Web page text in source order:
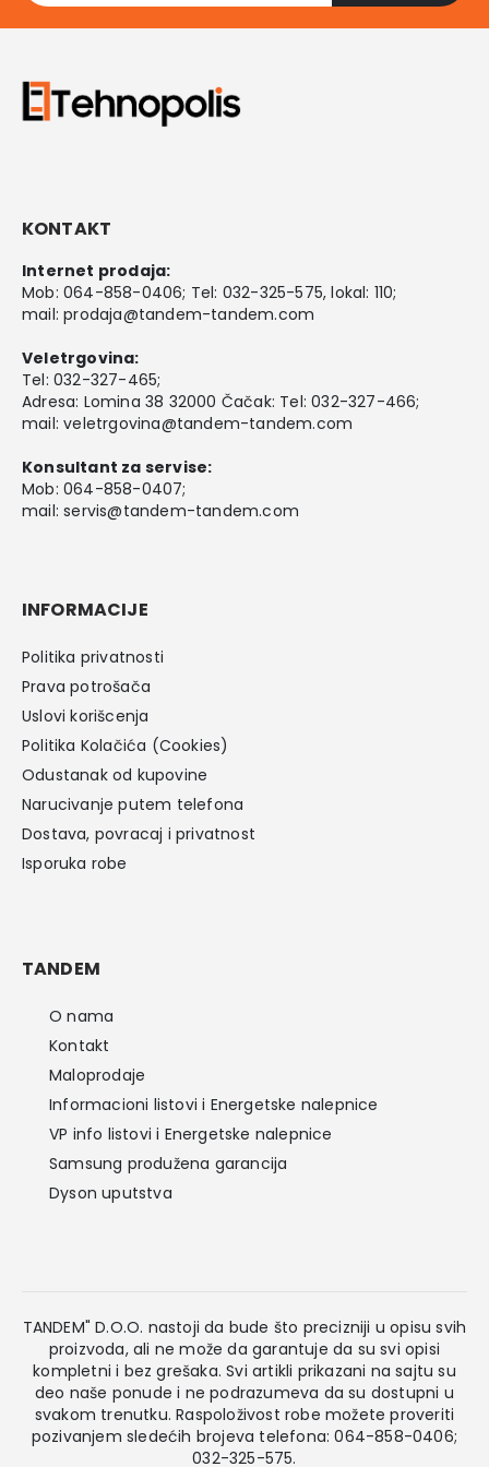
KONTAKT
Internet prodaja:
Mob: 064-858-0406; Tel: 032-325-575, lokal: 110;
mail:prodaja@tandem-tandem.com
Veletrgovina:
Tel: 032-327-465;
Adresa: Lomina 38 32000 Čačak: Tel: 032-327-466;
mail:veletrgovina@tandem-tandem.com
Konsultant za servise:
Mob: 064-858-0407;
mail:servis@tandem-tandem.com
INFORMACIJE
Politika privatnosti
Prava potrošača
Uslovi korišcenja
Politika Kolačića (Cookies)
Odustanak od kupovine
Narucivanje putem telefona
Dostava, povracaj i privatnost
Isporuka robe
TANDEM
O nama
Kontakt
Maloprodaje
Informacioni listovi i Energetske nalepnice
VP info listovi i Energetske nalepnice
Samsung produžena garancija
Dyson uputstva
TANDEM" D.O.O. nastoji da bude što precizniji u opisu svih
proizvoda, ali ne može da garantuje da su svi opisi
kompletni i bez grešaka. Svi artikli prikazani na sajtu su
deo naše ponude i ne podrazumeva da su dostupni u
svakom trenutku. Raspoloživost robe možete proveriti
pozivanjem sledećih brojeva telefona: 064-858-0406;
032-325-575.